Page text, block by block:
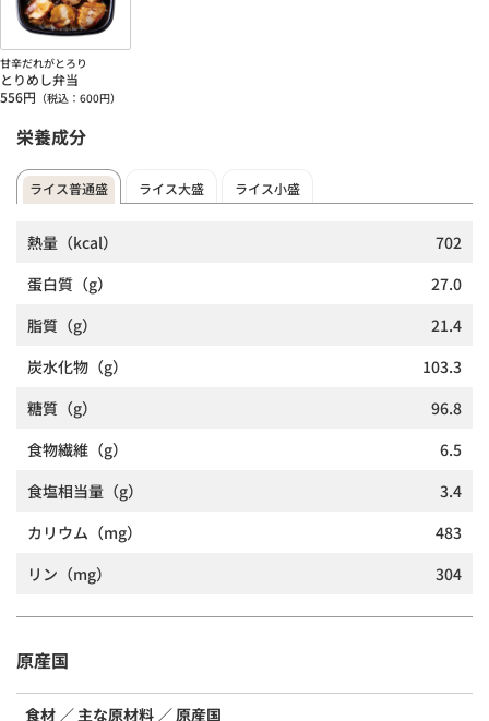
甘辛だれがとろり
とりめし弁当
556円 （税込： 600円）
栄養成分
ライス普通盛 ライス大盛 ライス小盛
熱量 （kcal）
702
蛋白質 （g）
27.0
脂質 （g）
21.4
炭水化物 （g）
103.3
糖質 （g）
96.8
食物繊維 （g）
6.5
食塩相当量 （g）
3.4
カリウム （mg）
483
リン （mg） 304
原産国
食材 主な原材料 原産国